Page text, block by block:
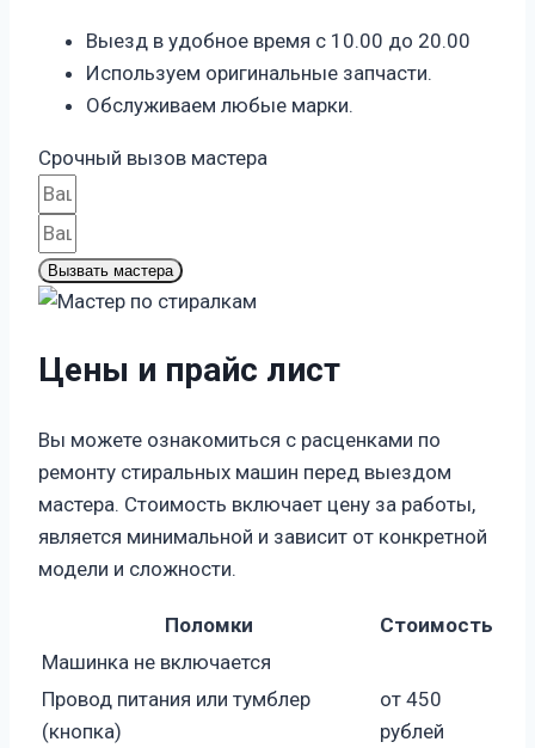
Выезд в удобное время с 10.00 до 20.00
Используем оригинальные запчасти.
Обслуживаем любые марки.
Срочный вызов мастера
Вызвать мастера
Цены и прайс лист
Вы можете ознакомиться с расценками по
ремонту стиральных машин перед выездом
мастера. Стоимость включает цену за работы,
является минимальной и зависит от конкретной
модели и сложности.
Поломки
Стоимость
Машинка не включается
Провод питания или тумблер
(кнопка)
от 450
рублей